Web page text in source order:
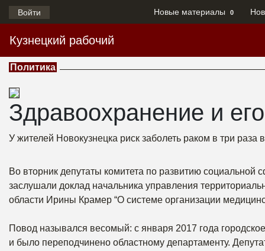
Войти Новые материалы 0
Кузнецкий рабочий
Политика
Здравоохранение и
У жителей Новокузнецка риск заболеть раком в три раза
Во вторник депутаты комитета по развитию
заслушали доклад начальника управления
области Ирины Крамер “О системе организации
Повод назывался весомый: с января 2017 года
и было переподчинено областному департаменту.